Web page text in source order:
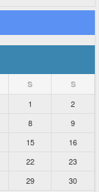
S S
1
2
8
9
15
16
22
23
29
30